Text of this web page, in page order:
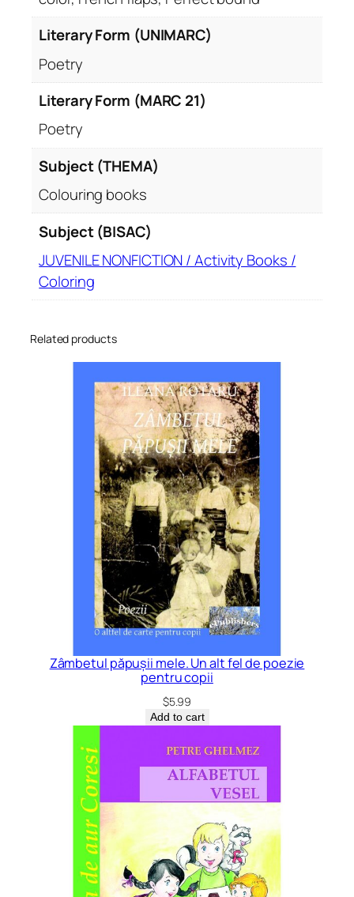
Literary Form (UNIMARC)
Poetry
Literary Form (MARC 21)
Poetry
Subject (THEMA)
Colouring books
Subject (BISAC)
JUVENILE NONFICTION / Activity Books /
Coloring
Related products
Zâmbetul păpușii mele. Un alt fel de poezie
pentru copii
$5.99
Add to cart